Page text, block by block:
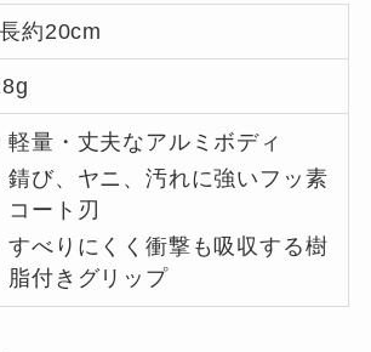
約20cm
軽量・丈夫なアルミボディ
錆び、ヤニ、汚れに強いフッ素
コート刃
すべりにくく衝撃も吸収する樹
脂付きグリップ